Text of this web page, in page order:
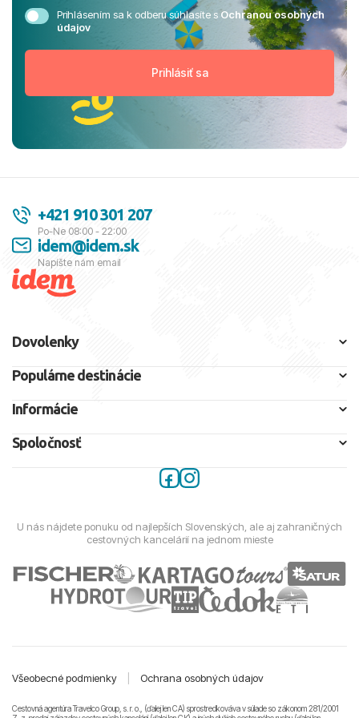
Prihlásením sa k odberu súhlasíte sOchranou osobných
údajov
+421 910 301 207
Po-Ne 08:00 - 22:00
idem@idem.sk
Napíšte nám email
Dovolenky
Populárne destinácie
Informácie
Spoločnosť
U nás nájdete ponuku od najlepších Slovenských, ale aj zahraničných
cestovných kancelárií na jednom mieste
Všeobecné podmienky Ochrana osobných údajov
Cestovná agentúra Travelco Group, s. r. o., (ďalej len CA) sprostredkováva v súlade so zákonom 281/2001